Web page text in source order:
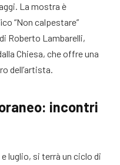
La mostra è
“Non calpestare”
Roberto Lambarelli,
Chiesa, che offre una
dell’artista.
incontri
luglio, si terrà un ciclo di